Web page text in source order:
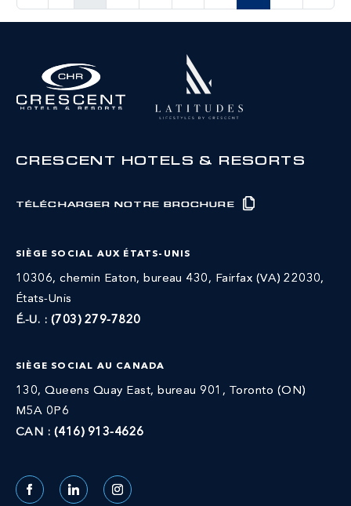
CRESCENT HOTELS & RESORTS
TÉLÉCHARGER NOTRE BROCHURE
SIÈGE SOCIAL AUX ÉTATS-UNIS
10306, chemin Eaton, bureau 430, Fairfax (VA) 22030,
États-Unis
É.-U. : (703) 279-7820
SIÈGE SOCIAL AU CANADA
130, Queens Quay East, bureau 901, Toronto (ON)
M5A 0P6
CAN : (416) 913-4626
FacebookLinkedIn Instagram